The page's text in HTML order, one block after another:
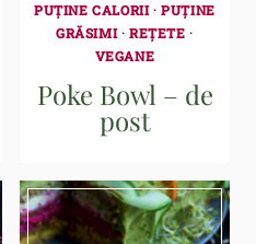
PUȚINE CALORII·PUȚINE
GRĂSIMI·REȚETE ·
VEGANE
Poke Bowl – de
post